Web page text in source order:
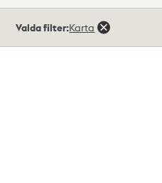
träffar
Valda filter:Karta